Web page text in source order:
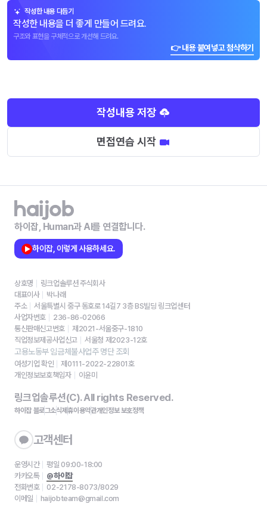
작성한 내용 다듬기
작성한 내용을 더 좋게 만들어 드려요.
구조와 표현을 구체적으로 개선해 드려요.
👉 내용 붙여넣고 첨삭하기
작성내용 저장
면접연습 시작
하이잡, Human과 AI를 연결합니다.
하이잡, 이렇게 사용하세요.
상호명
링크업솔루션 주식회사
대표이사
박나래
주소
서울특별시 중구 동호로 14길7 3층 BS빌딩 링크업센터
사업자번호
236-86-02066
통신판매신고번호
제2021-서울중구-1810
직업정보제공사업신고
서울청 제2023-12호
고용노동부 임금체불사업주 명단 조회
여성기업 확인
제0111-2022-22801호
개인정보보호책임자
이윤미
링크업솔루션(C). All rights Reserved.
하이잡 블로그소식제휴이용약관개인정보 보호정책
고객센터
운영시간
평일 09:00-18:00
카카오톡
@하이잡
전화번호
02-2178-8073/8029
이메일
haijobteam@gmail.com